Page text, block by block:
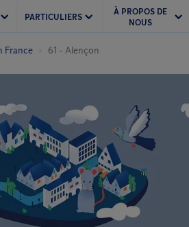
PARTICULIERS
À PROPOS DE
NOUS
France 61 - Alençon